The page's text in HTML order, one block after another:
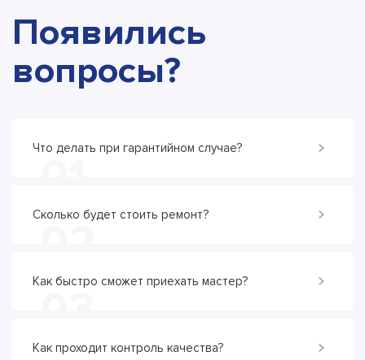
Появились
вопросы?
Что делать при гарантийном случае?
Сколько будет стоить ремонт?
Как быстро сможет приехать мастер?
Как проходит контроль качества?